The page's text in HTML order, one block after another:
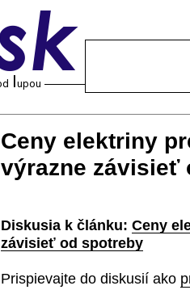
Ceny elektriny
výrazne závisieť
Diskusia k článku: Ceny
závisieť od spotreby
Prispievajte do diskusií ako